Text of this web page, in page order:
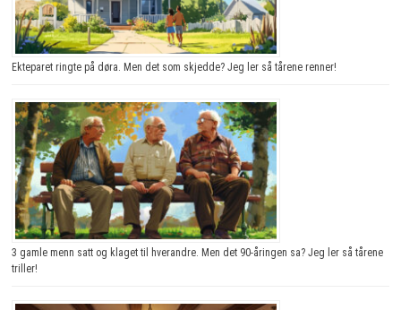
Ekteparet ringte på døra. Men det som skjedde? Jeg ler så tårene renner!
3 gamle menn satt og klaget til hverandre. Men det 90-åringen sa? Jeg ler så tårene
triller!